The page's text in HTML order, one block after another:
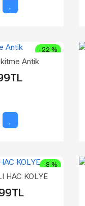
-22 %
Antik
-8 %
HAC KOLYE